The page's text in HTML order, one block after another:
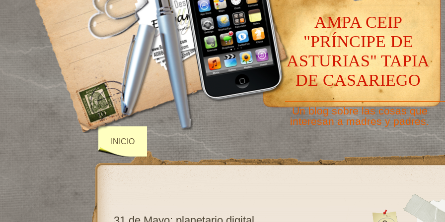
AMPA CEIP
"PRÍNCIPE DE
ASTURIAS" TAPIA
DE CASARIEGO
Un blog sobre las cosas que
interesan a madres y padres.
INICIO